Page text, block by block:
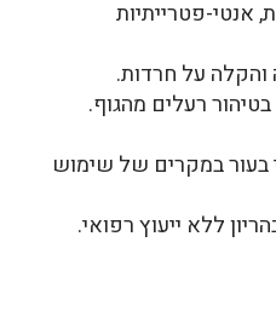
אנטי-פטרייתיות
על חרדות.
רעלים מהגוף.
בעור במקרים של שימוש
ללא ייעוץ רפואי.